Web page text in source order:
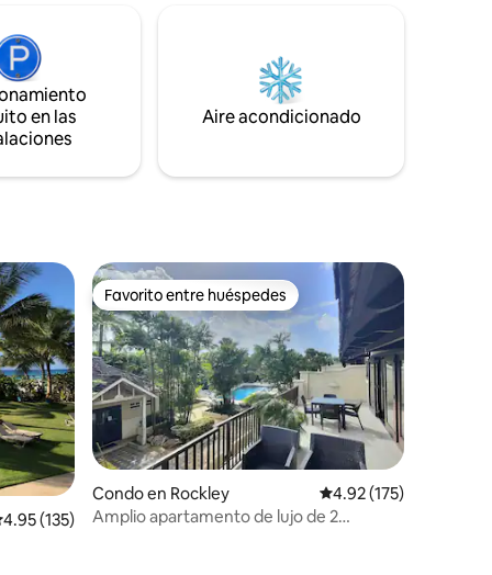
de
de la
y
y
minutos de los restaurantes, tiendas y
vida nocturna de Holetown Perfecto
para parejas, familias o amigos que
buscan comodidad, conveniencia y
en las
Aire acondicionado
promedio: 4.95 de 5, 135 reseñas
4.95 (135)
Favorito entre huéspedes
Favorito entre huéspedes
Condo en Rockley Calificación promedio:
4.92 (175)
Amplio apartamento de lujo de 2